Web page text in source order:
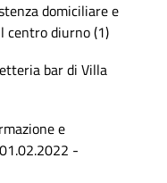
domiciliare e
centro diurno (1)
bar di Villa
e
-